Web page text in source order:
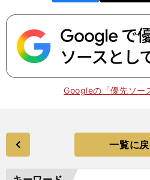
Googleの「優先ソー
一覧に